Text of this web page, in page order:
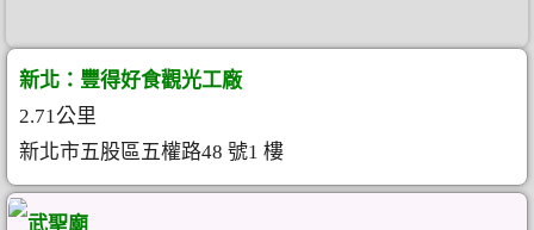
新北：豐得好食觀光工廠
2.71公里
新北市五股區五權路48 號1 樓
武聖廟